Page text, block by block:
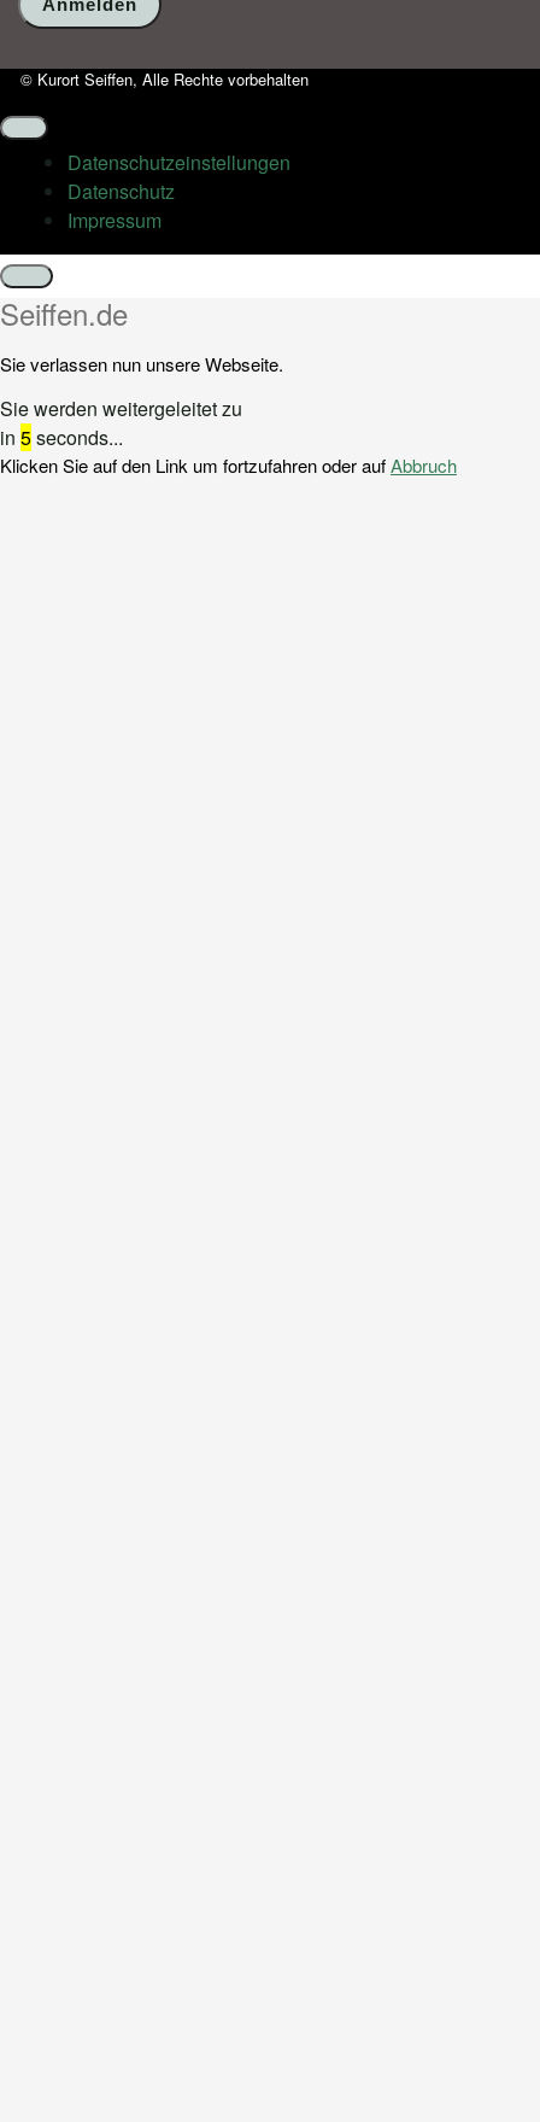
© Kurort Seiffen, Alle Rechte vorbehalten
Datenschutz­einstellungen
Datenschutz
Impressum
Schließen
Seiffen.de
Sie verlassen nun unsere Webseite.
Sie werden weitergeleitet zu
in 5seconds...
Klicken Sie auf den Link um fortzufahren oder aufAbbruch